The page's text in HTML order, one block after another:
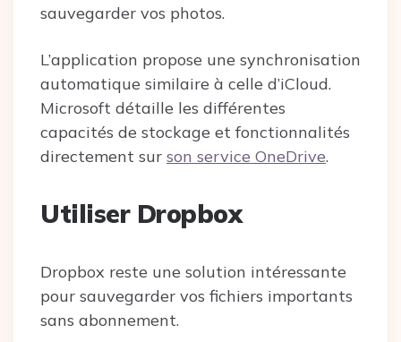
sauvegarder vos photos.
L’application propose une synchronisation
automatique similaire à celle d’iCloud.
Microsoft détaille les différentes
capacités de stockage et fonctionnalités
directement sur son service OneDrive.
Utiliser Dropbox
Dropbox reste une solution intéressante
pour sauvegarder vos fichiers importants
sans abonnement.